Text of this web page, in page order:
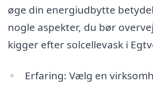
øge din energiudbytte
nogle aspekter, du bør
kigger efter solcellevask i
Erfaring: Vælg en